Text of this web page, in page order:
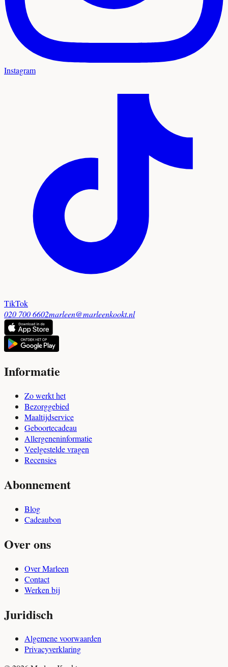
Instagram
TikTok
020 700 6602marleen@marleenkookt.nl
Informatie
Zo werkt het
Bezorggebied
Maaltijdservice
Geboortecadeau
Allergeneninformatie
Veelgestelde vragen
Recensies
Abonnement
Blog
Cadeaubon
Over ons
Over Marleen
Contact
Werken bij
Juridisch
Algemene voorwaarden
Privacyverklaring